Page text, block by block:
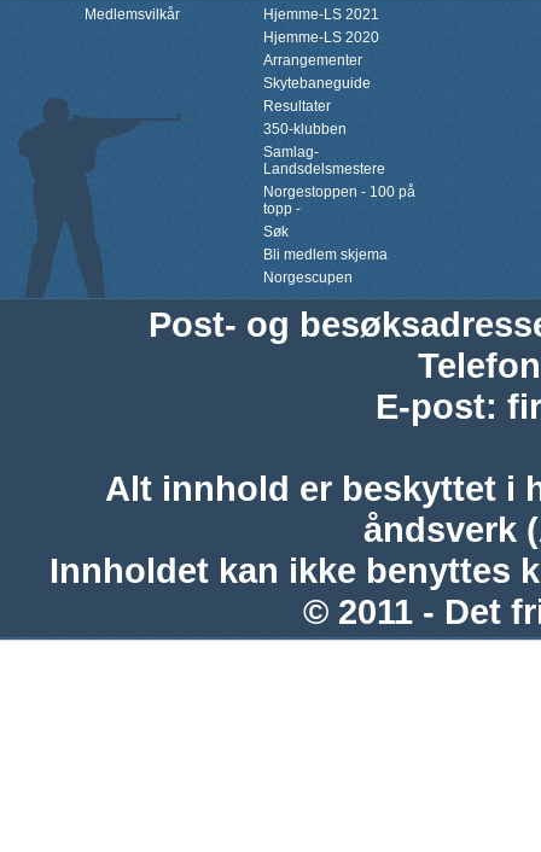
Medlemsvilkår
Hjemme-LS 2021
Hjemme-LS 2020
Arrangementer
Skytebaneguide
Resultater
350-klubben
Samlag-
Landsdelsmestere
Norgestoppen - 100 på
topp -
Søk
Bli medlem skjema
Norgescupen
Post- og
Telefon
E-post:
Alt innhold er beskyttet i
åndsverk
Innholdet kan ikke benyttes
© 2011 - Det